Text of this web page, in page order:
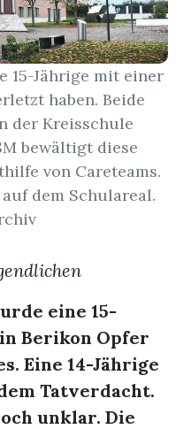
15-Jährige mit einer
haben. Beide
der Kreisschule
bewältigt diese
von Careteams.
dem Schulareal.
eine 15-
Berikon Opfer
Eine 14-Jährige
Tatverdacht.
unklar. Die